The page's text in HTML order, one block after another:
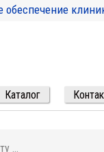
обеспечение
Каталог